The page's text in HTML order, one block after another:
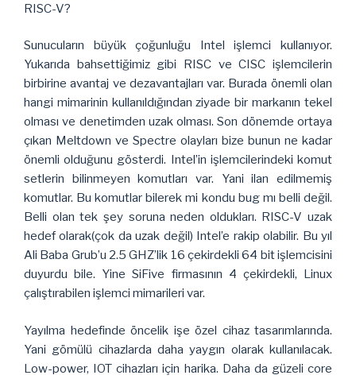
RISC-V?
Sunucuların büyük çoğunluğu Intel işlemci kullanıyor.
Yukarıda bahsettiğimiz gibi RISC ve CISC işlemcilerin
birbirine avantaj ve dezavantajları var. Burada önemli olan
hangi mimarinin kullanıldığından ziyade bir markanın tekel
olması ve denetimden uzak olması. Son dönemde ortaya
çıkan Meltdown ve Spectre olayları bize bunun ne kadar
önemli olduğunu gösterdi. Intel’in işlemcilerindeki komut
setlerin bilinmeyen komutları var. Yani ilan edilmemiş
komutlar. Bu komutlar bilerek mi kondu bug mı belli değil.
Belli olan tek şey soruna neden oldukları. RISC-V uzak
hedef olarak(çok da uzak değil) Intel’e rakip olabilir. Bu yıl
Ali Baba Grub’u 2.5 GHZ’lik 16 çekirdekli 64 bit işlemcisini
duyurdu bile. Yine SiFive firmasının 4 çekirdekli, Linux
çalıştırabilen işlemci mimarileri var.
Yayılma hedefinde öncelik işe özel cihaz tasarımlarında.
Yani gömülü cihazlarda daha yaygın olarak kullanılacak.
Low-power, IOT cihazları için harika. Daha da güzeli core